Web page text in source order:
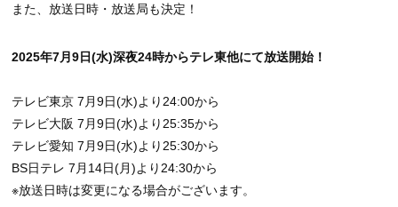
また、放送日時・放送局も決定！
2025年7月9日(水)深夜24時からテレ東他にて放送開始！
テレビ東京 7月9日(水)より24:00から
テレビ大阪 7月9日(水)より25:35から
テレビ愛知 7月9日(水)より25:30から
BS日テレ 7月14日(月)より24:30から
※放送日時は変更になる場合がございます。